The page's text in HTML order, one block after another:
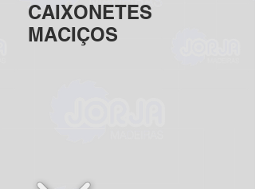
CAIXONETES
MACIÇOS